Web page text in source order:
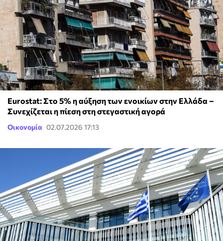
Eurostat: Στο 5% η αύξηση των ενοικίων στην Ελλάδα –
Συνεχίζεται η πίεση στη στεγαστική αγορά
Οικονομία 02.07.2026 17:13